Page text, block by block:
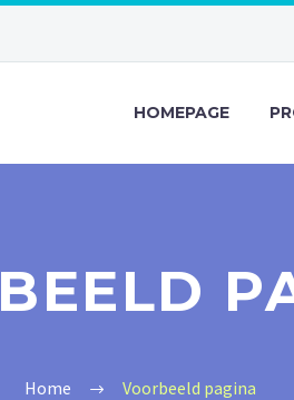
HOMEPAGE
Home Voorbeeld pagina